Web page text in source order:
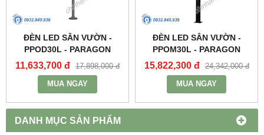
DANH MỤC SẢN PHẨM
ĐÈN LED SÂN VƯỜN -
PPOD30L - PARAGON
11,633,700 đ 17,898,000 đ
MUA NGAY
ĐÈN LED SÂN VƯỜN -
PPOM30L - PARAGON
15,822,300 đ 24,342,000 đ
MUA NGAY